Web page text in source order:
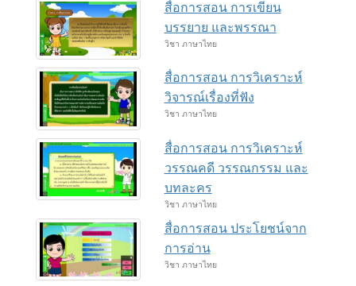
สื่อการสอน การเขียน
บรรยาย และพรรณา
วิชา ภาษาไทย
สื่อการสอน การวิเคราะห์
วิจารณ์เรื่องที่ฟัง
วิชา ภาษาไทย
สื่อการสอน การวิเคราะห์
วรรณคดี วรรณกรรม และ
บทละคร
วิชา ภาษาไทย
สื่อการสอน ประโยชน์จาก
การอ่าน
วิชา ภาษาไทย